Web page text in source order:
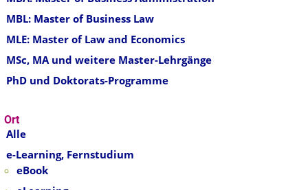
MBL: Master of Business Law
MLE: Master of Law and Economics
MSc, MA und weitere Master-Lehrgänge
PhD und Doktorats-Programme
Ort
Alle
e-Learning, Fernstudium
eBook